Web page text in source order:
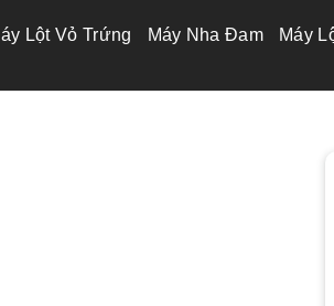
Lột Vỏ Trứng Máy Nha Đam Máy